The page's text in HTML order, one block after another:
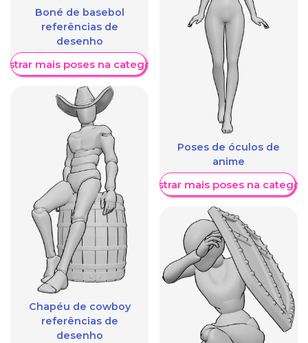
Boné de basebol
referências de
desenho
mais poses na categoria
Chapéu de cowboy
referências de
desenho
Poses de óculos de
anime
Mostrar mais poses na